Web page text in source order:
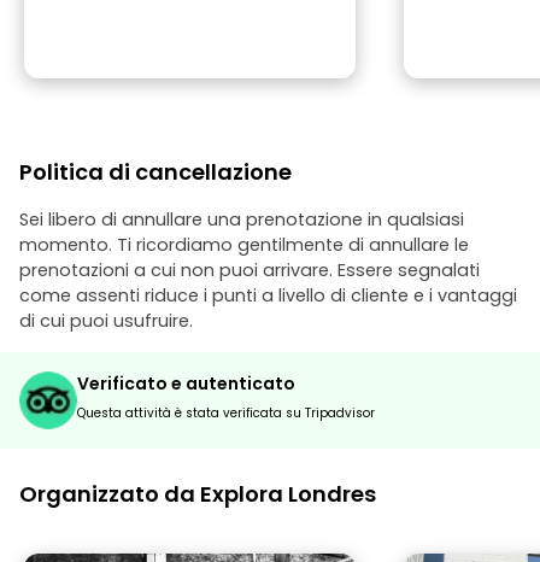
Politica di cancellazione
Sei libero di annullare una prenotazione in qualsiasi
momento. Ti ricordiamo gentilmente di annullare le
prenotazioni a cui non puoi arrivare. Essere segnalati
come assenti riduce i punti a livello di cliente e i vantaggi
di cui puoi usufruire.
Verificato e autenticato
Questa attività è stata verificata su Tripadvisor
Organizzato da Explora Londres